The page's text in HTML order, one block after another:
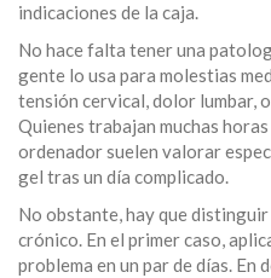
indicaciones de la caja.
No hace falta tener una
gente lo usa para molestias
tensión cervical, dolor lumbar,
Quienes trabajan muchas
ordenador suelen valorar
gel tras un día complicado.
No obstante, hay que
crónico. En el primer caso,
problema en un par de días.